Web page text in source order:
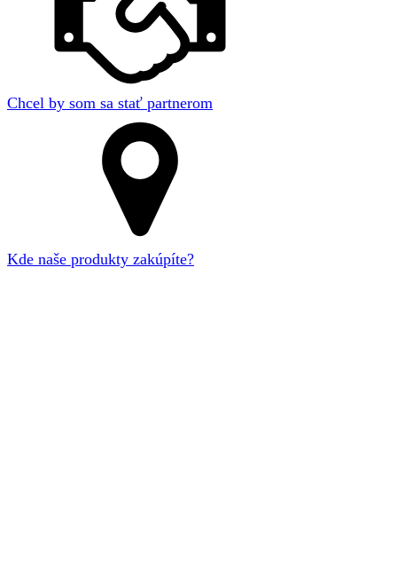
Chcel by som sa stať partnerom
Kde naše produkty zakúpíte?